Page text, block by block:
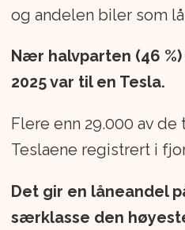
og andelen biler som
Nær halvparten (46
2025 var til en Tesla.
Flere enn 29.000 av
Teslaene registrert i
Det gir en låneandel
særklasse den